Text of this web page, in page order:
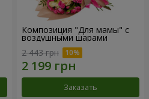
Композиция "Для мамы" с
воздушными шарами
2 443 грн
Заказать